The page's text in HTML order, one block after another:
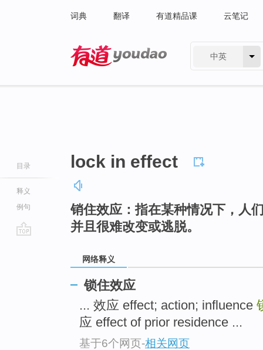
词典 翻译 有道精品课 云笔记
中英
目录
释义
例句
lock in effect
销住效应：指在某种情况下，人
并且很难改变或逃脱。
网络释义
锁住效应
... 效应 effect; action; influence
应 effect of prior residence ...
基于6个网页-相关网页